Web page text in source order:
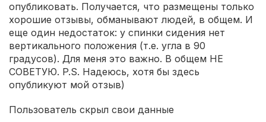
опубликовать. Получается, что размещены только
хорошие отзывы, обманывают людей, в общем. И
еще один недостаток: у спинки сидения нет
вертикального положения (т.е. угла в 90
градусов). Для меня это важно. В общем НЕ
СОВЕТУЮ. P.S. Надеюсь, хотя бы здесь
опубликуют мой отзыв)
Пользователь скрыл свои данные